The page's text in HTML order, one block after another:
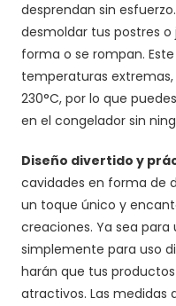
desprendan sin
desmoldar tus postres
forma o se rompan.
temperaturas
230°C, por lo que
en el congelador sin
Diseño divertido y
cavidades en forma de
un toque único y
creaciones. Ya sea
simplemente para uso
harán que tus
atractivos. Las medidas